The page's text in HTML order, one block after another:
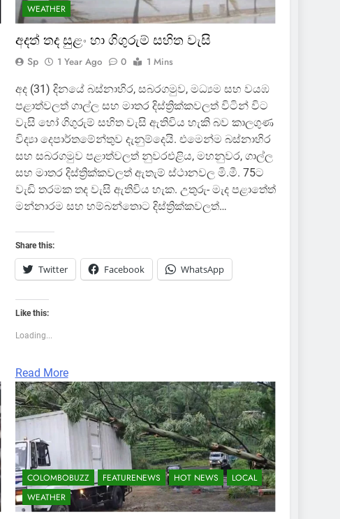
WEATHER
අදත් තද සුළං හා ගිගුරුම් සහිත වැසි
Sp 1 Year Ago 0 1 Mins
අද (31) දිනයේ බස්නාහිර, සබරගමුව, මධ්‍යම සහ වයඹ
පළාත්වලත් ගාල්ල සහ මාතර දිස්ත්‍රික්කවලත් විටින් විට
වැසි හෝ ගිගුරුම් සහිත වැසි ඇතිවිය හැකි බව කාලගුණ
විද්‍යා දෙපාර්තමේන්තුව දැනුම්දෙයි. එමෙන්ම බස්නාහිර
සහ සබරගමුව පළාත්වලත් නුවරඑළිය, මහනුවර, ගාල්ල
සහ මාතර දිස්ත්‍රික්කවලත් ඇතැම් ස්ථානවල මි.මී. 75ට
වැඩි තරමක තද වැසි ඇතිවිය හැක. උතුරු- මැද පළාතේත්
මන්නාරම සහ හම්බන්තොට දිස්ත්‍රික්කවලත්…
Share this:
Twitter Facebook WhatsApp
Like this:
Loading...
Read More
COLOMBOBUZZ FEATURENEWS HOT NEWS
LOCAL
WEATHER